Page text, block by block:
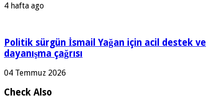
4 hafta ago
Politik sürgün İsmail Yağan için acil destek ve
dayanışma çağrısı
04 Temmuz 2026
Check Also